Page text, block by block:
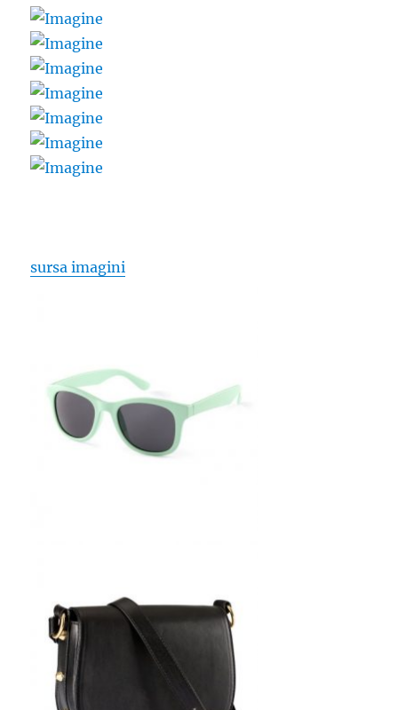
sursa imagini